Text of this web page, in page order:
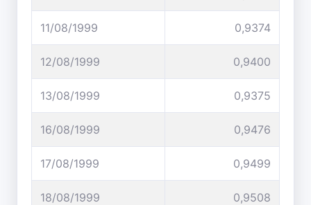
11/08/1999 0,9374
12/08/1999 0,9400
13/08/1999 0,9375
16/08/1999 0,9476
17/08/1999 0,9499
18/08/1999 0,9508